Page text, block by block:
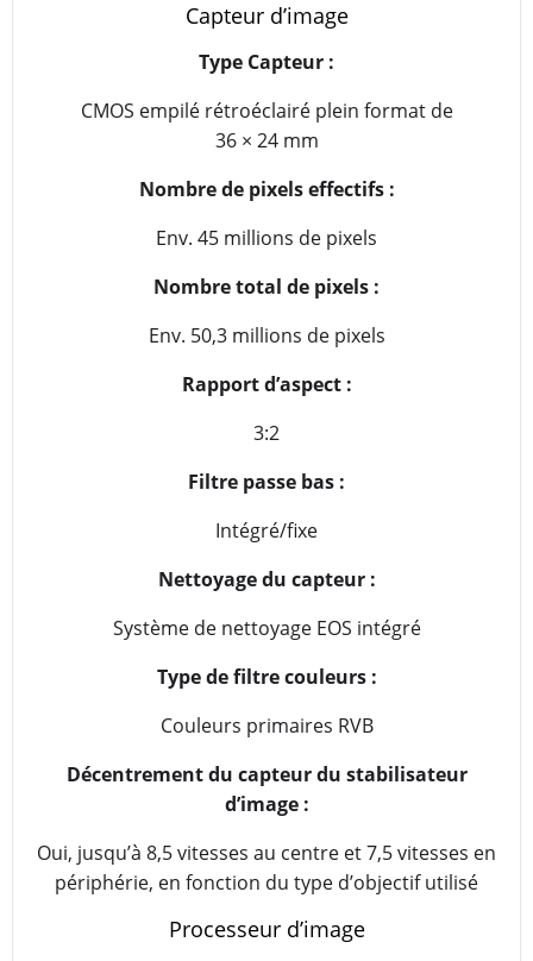
Capteur d’image
Type Capteur :
CMOS empilé rétroéclairé plein format de
36 × 24 mm
Nombre de pixels effectifs :
Env. 45 millions de pixels
Nombre total de pixels :
Env. 50,3 millions de pixels
Rapport d’aspect :
3:2
Filtre passe bas :
Intégré/fixe
Nettoyage du capteur :
Système de nettoyage EOS intégré
Type de filtre couleurs :
Couleurs primaires RVB
Décentrement du capteur du stabilisateur
d’image :
Oui, jusqu’à 8,5 vitesses au centre et 7,5 vitesses en
périphérie, en fonction du type d’objectif utilisé
Processeur d’image